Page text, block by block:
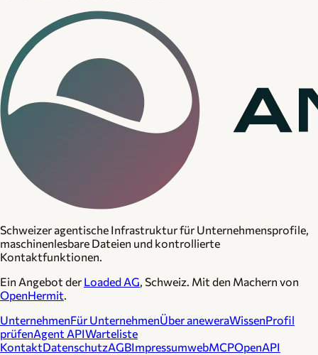
Schweizer agentische Infrastruktur für Unternehmensprofile,
maschinenlesbare Dateien und kontrollierte
Kontaktfunktionen.
Ein Angebot der Loaded AG , Schweiz. Mit den Machern von
OpenHermit
UnternehmenFür UnternehmenÜber aneweraWissenProfil
prüfenAgent APIWarteliste
KontaktDatenschutzAGBImpressumwebMCPOpenAPI